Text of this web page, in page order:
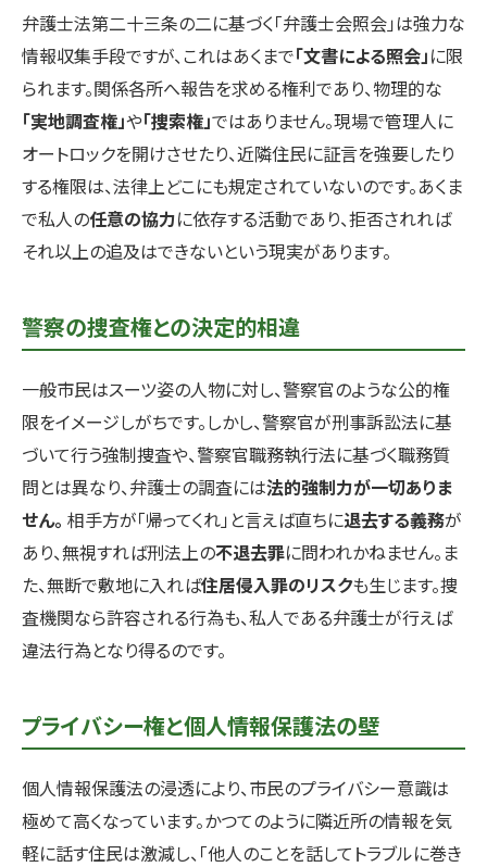
弁護士法第二十三条の二に基づく「弁護士会照会」は強力な
情報収集手段ですが、これはあくまで「文書による照会」に限
られます。関係各所へ報告を求める権利であり、物理的な
「実地調査権」や「捜索権」ではありません。現場で管理人に
オートロックを開けさせたり、近隣住民に証言を強要したり
する権限は、法律上どこにも規定されていないのです。あくま
で私人の任意の協力に依存する活動であり、拒否されれば
それ以上の追及はできないという現実があります。
警察の捜査権との決定的相違
一般市民はスーツ姿の人物に対し、警察官のような公的権
限をイメージしがちです。しかし、警察官が刑事訴訟法に基
づいて行う強制捜査や、警察官職務執行法に基づく職務質
問とは異なり、弁護士の調査には法的強制力が一切ありま
せん。 相手方が「帰ってくれ」と言えば直ちに退去する義務が
あり、無視すれば刑法上の不退去罪に問われかねません。ま
た、無断で敷地に入れば住居侵入罪のリスクも生じます。捜
査機関なら許容される行為も、私人である弁護士が行えば
違法行為となり得るのです。
プライバシー権と個人情報保護法の壁
個人情報保護法の浸透により、市民のプライバシー意識は
極めて高くなっています。かつてのように隣近所の情報を気
軽に話す住民は激減し、「他人のことを話してトラブルに巻き